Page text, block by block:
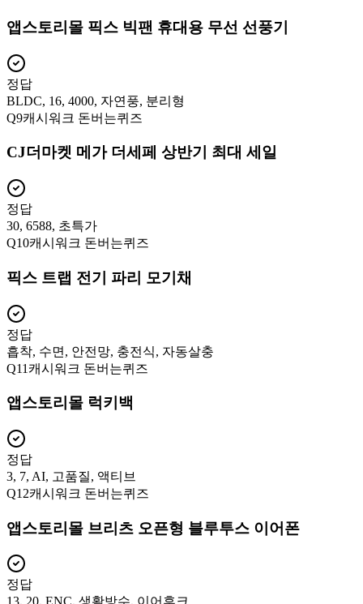
앱스토리몰 픽스 빅팬 휴대용 무선 선풍기
정답
BLDC, 16, 4000, 자연풍, 분리형
Q9캐시워크 돈버는퀴즈
CJ더마켓 메가 더세페 상반기 최대 세일
정답
30, 6588, 초특가
Q10캐시워크 돈버는퀴즈
픽스 트랩 전기 파리 모기채
정답
흡착, 수면, 안전망, 충전식, 자동살충
Q11 캐시워크 돈버는퀴즈
앱스토리몰 럭키백
정답
3, 7, AI, 고품질, 액티브
Q12캐시워크 돈버는퀴즈
앱스토리몰 브리츠 오픈형 블루투스 이어폰
정답